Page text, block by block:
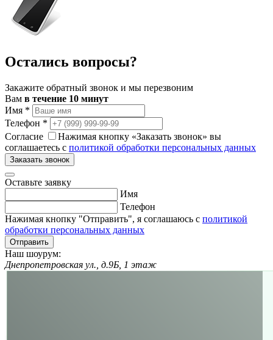
Остались вопросы?
Закажите обратный звонок и мы перезвоним
Вам в течение 10 минут
Имя *
Телефон *
Согласие
Нажимая кнопку «Заказать звонок» вы
соглашаетесь с политикой обработки персональных данных
Заказать звонок
Оставьте заявку
Имя
Телефон
Нажимая кнопку "Отправить", я соглашаюсь с политикой
обработки персональных данных
Отправить
Наш шоурум:
Днепропетровская ул., д.9Б, 1 этаж